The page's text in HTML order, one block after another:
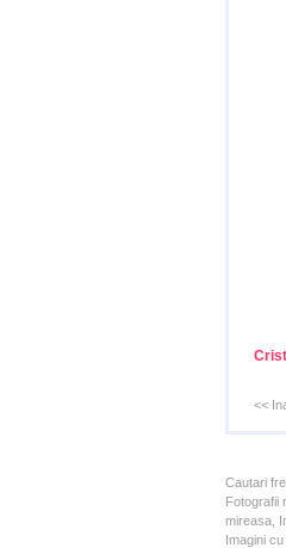
<<
Cautari
Fotografii
mireasa,
Imagini